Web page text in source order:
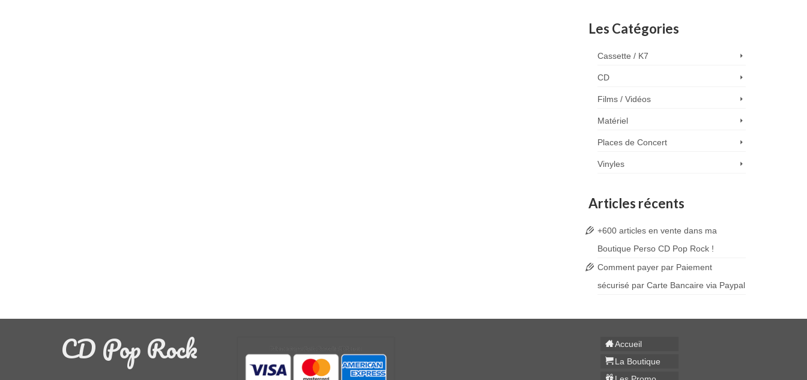
Les Catégories
Cassette / K7
CD
Films / Vidéos
Matériel
Places de Concert
Vinyles
Articles récents
+600 articles en vente dans ma
Boutique Perso CD Pop Rock !
Comment payer par Paiement
sécurisé par Carte Bancaire via Paypal
CD Pop Rock
Accueil
La Boutique